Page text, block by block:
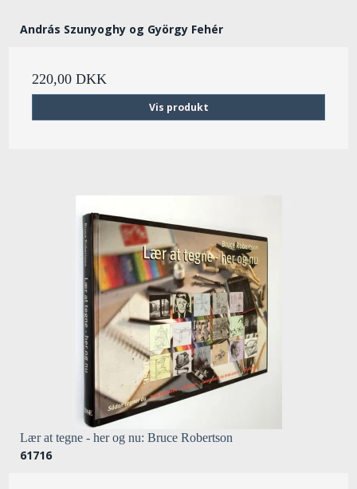
András Szunyoghy og György Fehér
220,00 DKK
Vis produkt
Lær at tegne - her og nu: Bruce Robertson
61716